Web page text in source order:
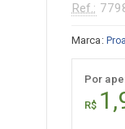
Ref.:
Marca:
Por
R$